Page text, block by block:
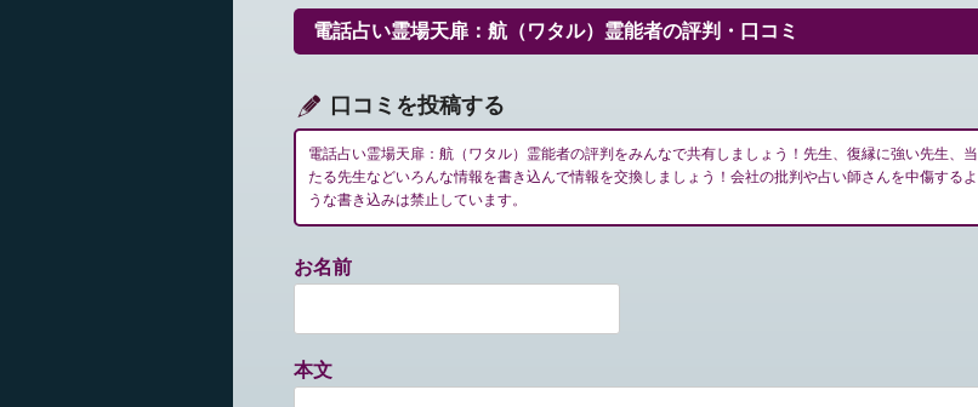
ー
シ
ン
電話占い霊場天扉：航（ワタル）霊能者の評判・口コミ
口コミを投稿する
電話占い霊場天扉：航（ワタル）霊能者の評判をみんなで共有しましょう！先生、復縁に強い先生、当
たる先生などいろんな情報を書き込んで情報を交換しましょう！会社の批判や占い師さんを中傷するよ
うな書き込みは禁止しています。
お名前
本文